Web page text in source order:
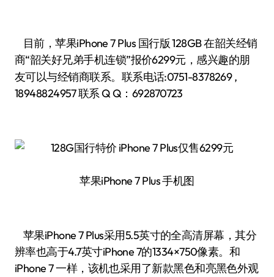
目前，苹果iPhone 7 Plus 国行版 128GB 在韶关经销
商“韶关好兄弟手机连锁”报价6299元，感兴趣的朋
友可以与经销商联系。联系电话:0751-8378269 ,
18948824957 联系 Q Q：692870723
苹果iPhone 7 Plus 手机图
苹果iPhone 7 Plus采用5.5英寸的全高清屏幕，其分
辨率也高于4.7英寸iPhone 7的1334×750像素。和
iPhone 7 一样，该机也采用了新款黑色和亮黑色外观